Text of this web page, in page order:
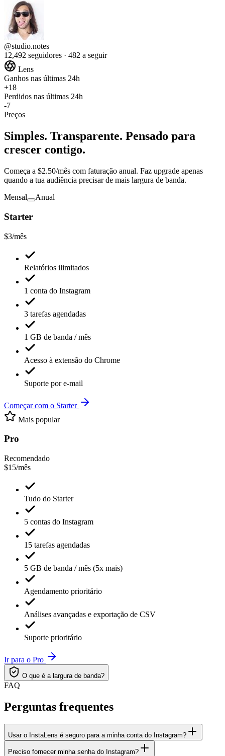
@studio.notes
12,492 seguidores · 482 a seguir
Lens
Ganhos nas últimas 24h
+18
Perdidos nas últimas 24h
-7
Preços
Simples. Transparente. Pensado para
crescer contigo.
Começa a $2.50/mês com faturação anual. Faz upgrade apenas
quando a tua audiência precisar de mais largura de banda.
Mensal
Anual
Starter
$3/mês
Relatórios ilimitados
1 conta do Instagram
3 tarefas agendadas
1 GB de banda / mês
Acesso à extensão do Chrome
Suporte por e-mail
Começar com o Starter
Mais popular
Pro
Recomendado
$15/mês
Tudo do Starter
5 contas do Instagram
15 tarefas agendadas
5 GB de banda / mês (5x mais)
Agendamento prioritário
Análises avançadas e exportação de CSV
Suporte prioritário
Ir para o Pro
O que é a largura de banda?
FAQ
Perguntas frequentes
Usar o InstaLens é seguro para a minha conta do Instagram?
Preciso fornecer minha senha do Instagram?